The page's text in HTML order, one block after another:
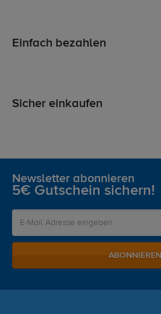
Einfach bezahlen
Sicher einkaufen
Newsletter abonnieren
5€ Gutschein sichern!
ABONNIEREN